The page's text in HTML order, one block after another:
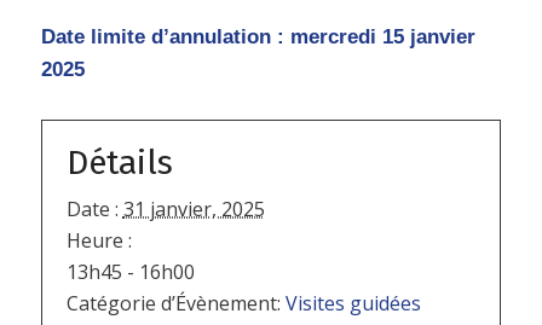
Date limite d’annulation : mercredi 15 janvier
2025
Détails
Date : 31 janvier, 2025
Heure :
13h45 - 16h00
Catégorie d’Évènement: Visites guidées